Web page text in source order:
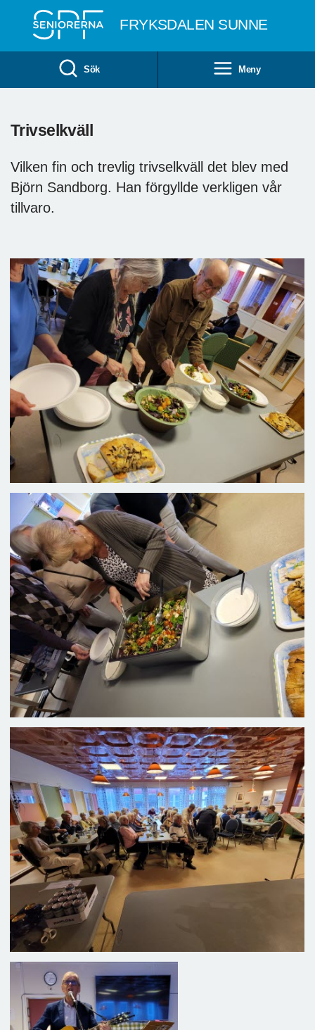
FRYKSDALEN SUNNE
Sök Meny
Trivselkväll
Vilken fin och trevlig trivselkväll det blev med
Björn Sandborg. Han förgyllde verkligen vår
tillvaro.